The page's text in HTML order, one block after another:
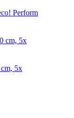
Perform
cm, 5x
5x